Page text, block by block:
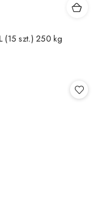
(15 szt.) 250 kg